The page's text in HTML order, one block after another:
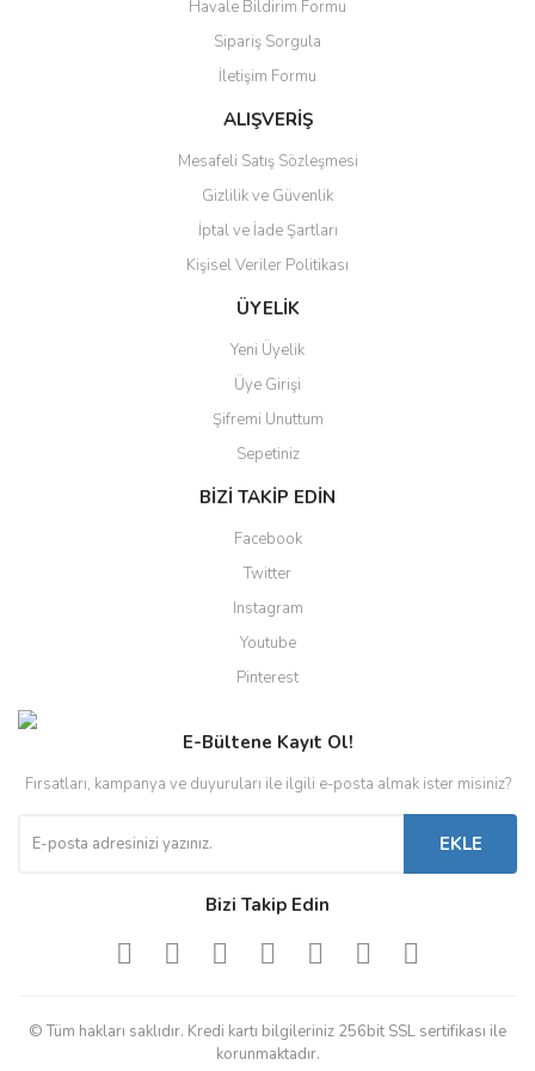
Ürün bilgilerinde hatalar bulunuyor.
Ürün fiyatı diğer sitelerden daha pahalı.
Bu ürüne benzer farklı alternatifler olmalı.
Gönder
Havale Bildirim Formu
Sipariş Sorgula
İletişim Formu
ALIŞVERİŞ
Mesafeli Satış Sözleşmesi
Gizlilik ve Güvenlik
İptal ve İade Şartları
Kişisel Veriler Politikası
ÜYELİK
Yeni Üyelik
Üye Girişi
Şifremi Unuttum
Sepetiniz
BİZİ TAKİP EDİN
Facebook
Twitter
Instagram
Youtube
Pinterest
E-Bültene Kayıt Ol!
Fırsatları, kampanya ve duyuruları ile ilgili e-posta almak ister misiniz?
EKLE
Bizi Takip Edin
© Tüm hakları saklıdır. Kredi kartı bilgileriniz 256bit SSL sertifikası ile
korunmaktadır.